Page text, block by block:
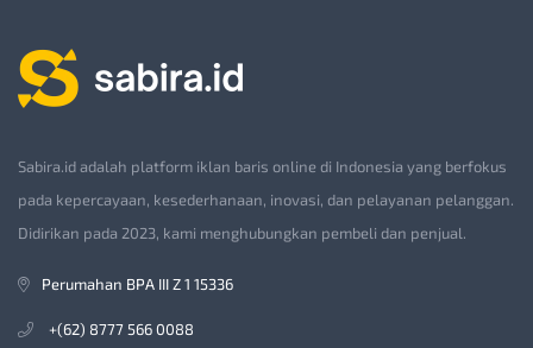
Sabira.id adalah platform iklan baris online di Indonesia yang berfokus
pada kepercayaan, kesederhanaan, inovasi, dan pelayanan pelanggan.
Didirikan pada 2023, kami menghubungkan pembeli dan penjual.
Perumahan BPA III Z 1 15336
+(62) 8777 566 0088